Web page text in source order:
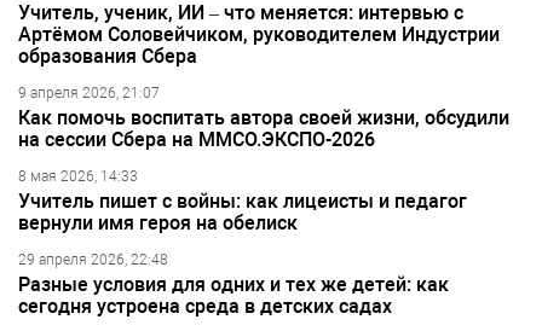
Учитель, ученик, ИИ – что меняется: интервью с
Артёмом Соловейчиком, руководителем Индустрии
образования Сбера
9 апреля 2026, 21:07
Как помочь воспитать автора своей жизни, обсудили
на сессии Сбера на ММСО.ЭКСПО-2026
8 мая 2026, 14:33
Учитель пишет с войны: как лицеисты и педагог
вернули имя героя на обелиск
29 апреля 2026, 22:48
Разные условия для одних и тех же детей: как
сегодня устроена среда в детских садах